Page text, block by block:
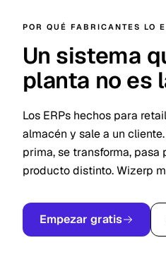
POR QUÉ FABRICANTES LO
Un sistema
planta no es
Los ERPs hechos para
almacén y sale a un
prima, se transforma,
producto distinto. Wizerp
Empezar gratis